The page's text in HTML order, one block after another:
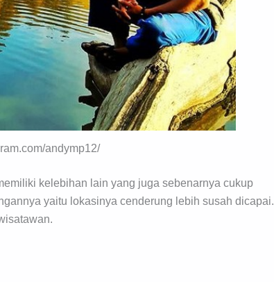
andymp12/
kelebihan lain yang juga sebenarnya cukup
yaitu lokasinya cenderung lebih susah dicapai.